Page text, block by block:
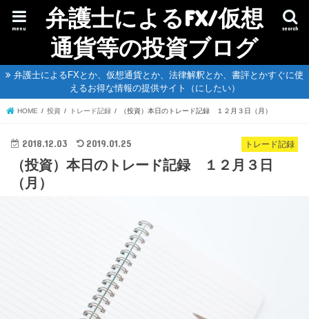
弁護士によるFX/仮想
通貨等の投資ブログ
search
menu
弁護士によるFXとか、仮想通貨とか、法律解釈とか、書評とかすぐに使
えるお得な情報の提供サイト（にしたい）
HOME 投資 トレード記録 （投資）本日のトレード記録 １２月３日（月）
トレード記録
2018.12.03 2019.01.25
（投資）本日のトレード記録 １２月３日
（月）